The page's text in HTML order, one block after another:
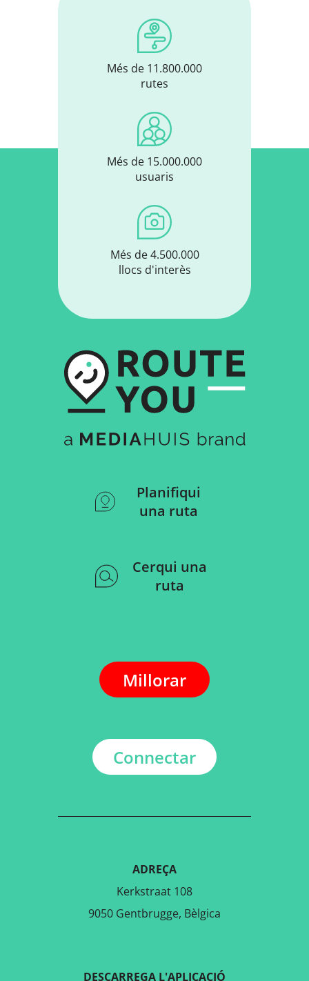
Més de 11.800.000
rutes
Més de 15.000.000
usuaris
Més de 4.500.000
llocs d'interès
Planifiqui
una ruta
Cerqui una
ruta
Millorar
Connectar
ADREÇA
Kerkstraat 108
9050 Gentbrugge, Bèlgica
DESCARREGA L'APLICACIÓ